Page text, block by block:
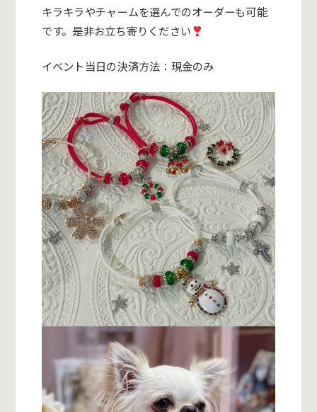
キラキラやチャームを選んでのオーダーも可能
です。 是非お立ち寄りください
イベント当日の決済方法：現金のみ